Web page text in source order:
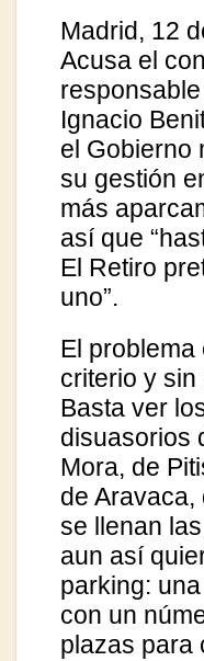
Madrid, 12
Acusa el
Ignacio
el Gobierno
su gestión
más
así que
El Retiro
uno”.
El problema
criterio y sin
Basta ver
disuasorios
Mora, de
de
se llenan
aun así
parking:
con un
plazas para